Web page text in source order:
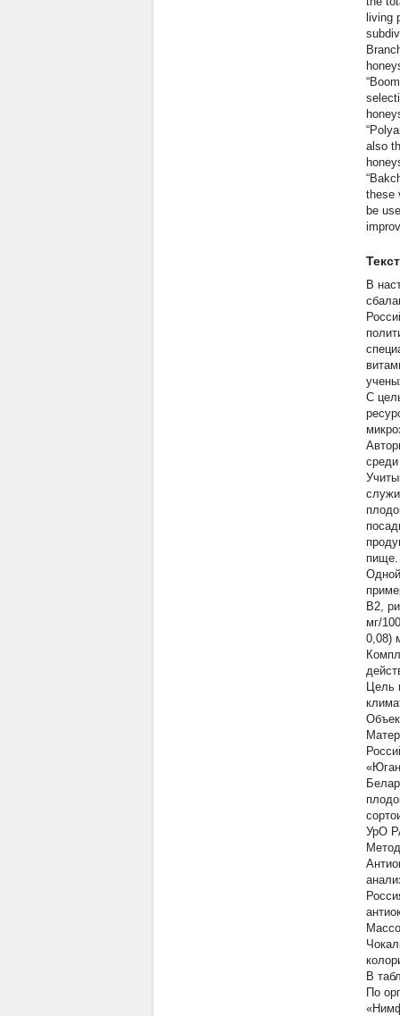
living
also
these
be
В
С
среди
пище.
В2,
мг/
0,08)
Цель
УрО
В
По